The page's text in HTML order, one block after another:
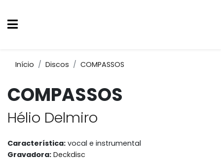
Início Discos COMPASSOS
COMPASSOS
Hélio Delmiro
Característica: vocal e instrumental
Gravadora: Deckdisc